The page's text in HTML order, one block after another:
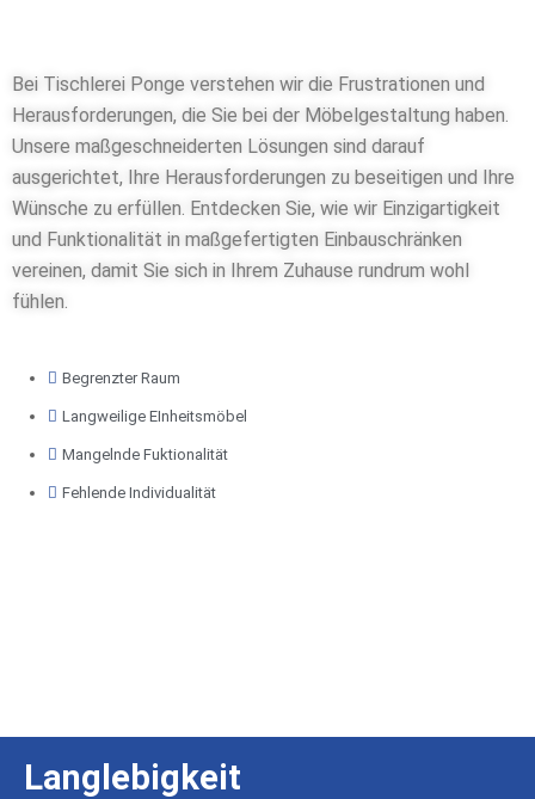
Bei Tischlerei Ponge verstehen wir die Frustrationen und
Herausforderungen, die Sie bei der Möbelgestaltung haben.
Unsere maßgeschneiderten Lösungen sind darauf
ausgerichtet, Ihre Herausforderungen zu beseitigen und Ihre
Wünsche zu erfüllen. Entdecken Sie, wie wir Einzigartigkeit
und Funktionalität in maßgefertigten Einbauschränken
vereinen, damit Sie sich in Ihrem Zuhause rundrum wohl
fühlen.
Begrenzter Raum
Langweilige EInheitsmöbel
Mangelnde Fuktionalität
Fehlende Individualität
Langlebigkeit